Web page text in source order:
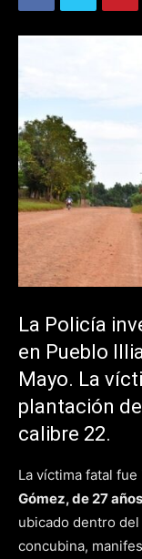
La Policía
en Pueblo
Mayo. La
plantación
calibre 22.
La víctima fatal
Gómez, de 27
ubicado dentro
concubina,